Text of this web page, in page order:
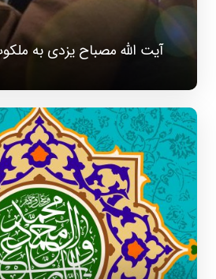
آیت الله مصباح یزدی به